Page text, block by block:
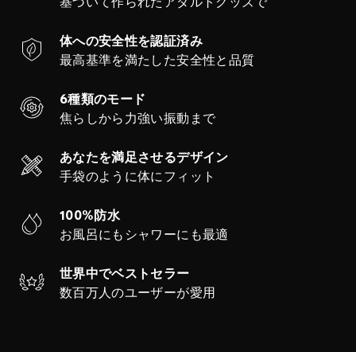
体への安全性を認証済み
最高基準を満たした安全性と品質
6種類のモード
焦らしから力強い振動まで
あなたを満足させるデザイン
手袋のように体にフィット
100%防水
お風呂にもシャワーにも最適
世界中でベストセラー
数百万人のユーザーが愛用